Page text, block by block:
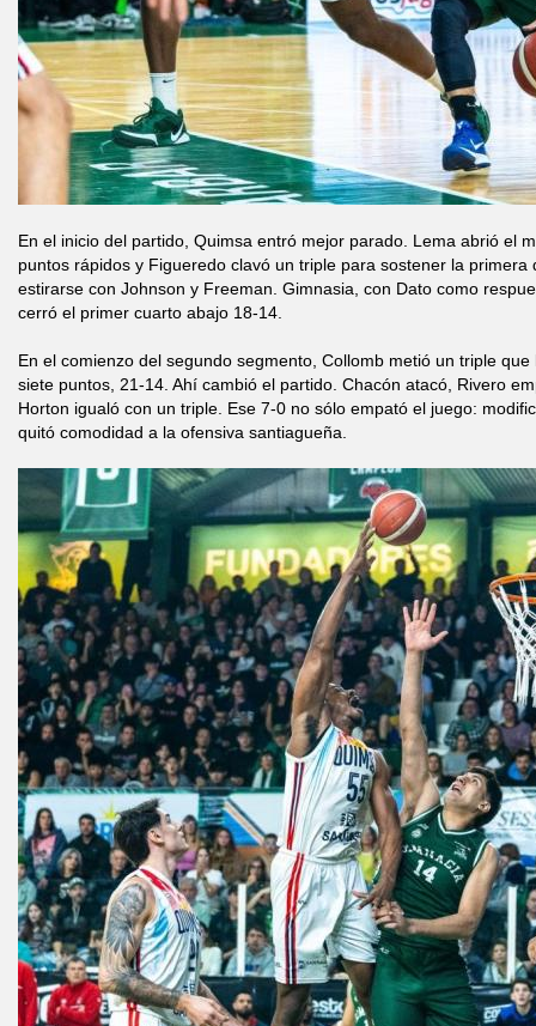
En el inicio del partido, Quimsa entró mejor parado. Lema abrió el
puntos rápidos y Figueredo clavó un triple para sostener la primera
estirarse con Johnson y Freeman. Gimnasia, con Dato como
cerró el primer cuarto abajo 18-14.
En el comienzo del segundo segmento, Collomb metió un triple
siete puntos, 21-14. Ahí cambió el partido. Chacón atacó, Rivero
Horton igualó con un triple. Ese 7-0 no sólo empató el juego:
quitó comodidad a la ofensiva santiagueña.